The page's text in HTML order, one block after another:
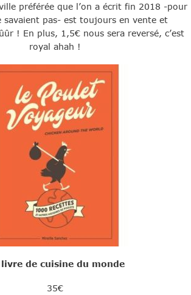
préférée que l’on a écrit fin 2018 -pour
savaient pas- est toujours en vente et
! En plus, 1,5€ nous sera reversé, c’est
royal ahah !
livre de cuisine du monde
35€